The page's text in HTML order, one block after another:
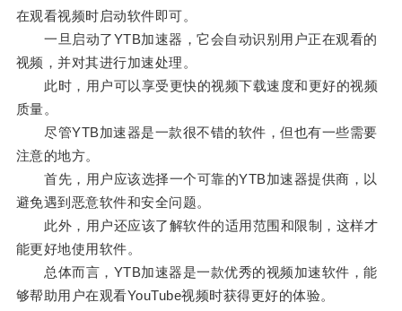
在观看视频时启动软件即可。
一旦启动了YTB加速器，它会自动识别用户正在观看的
视频，并对其进行加速处理。
此时，用户可以享受更快的视频下载速度和更好的视频
质量。
尽管YTB加速器是一款很不错的软件，但也有一些需要
注意的地方。
首先，用户应该选择一个可靠的YTB加速器提供商，以
避免遇到恶意软件和安全问题。
此外，用户还应该了解软件的适用范围和限制，这样才
能更好地使用软件。
总体而言，YTB加速器是一款优秀的视频加速软件，能
够帮助用户在观看YouTube视频时获得更好的体验。